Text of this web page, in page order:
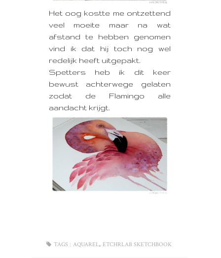
Het oog kostte me ontzettend
veel moeite maar na wat
afstand te hebben genomen
vind ik dat hij toch nog wel
redelijk heeft uitgepakt.
Spetters heb ik dit keer
bewust achterwege gelaten
zodat de Flamingo alle
aandacht krijgt.
TAGS : AQUAREL, ETCHRLAB SKETCHBOOK